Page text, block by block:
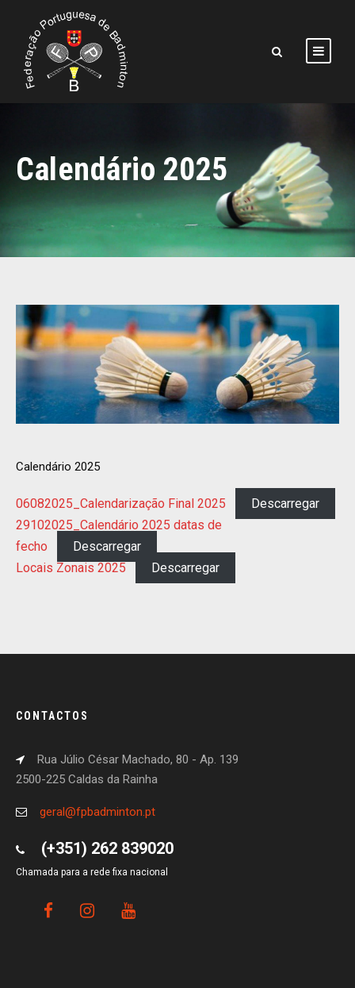
Calendário 2025
Calendário 2025
06082025_Calendarização Final 2025
Descarregar
29102025_Calendário 2025 datas de
fecho
Descarregar
Locais Zonais 2025
Descarregar
CONTACTOS
Rua Júlio César Machado, 80 - Ap. 139
2500-225 Caldas da Rainha
geral@fpbadminton.pt
(+351) 262 839020
Chamada para a rede fixa nacional